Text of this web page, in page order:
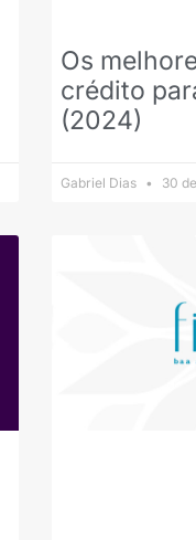
Os
crédito
(2024)
Gabriel Dias 30